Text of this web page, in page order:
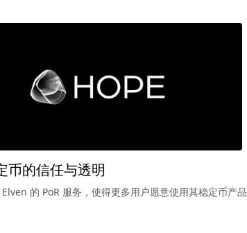
币的信任与透明
的 PoR 服务，使得更多用户愿意使用其稳定币产品